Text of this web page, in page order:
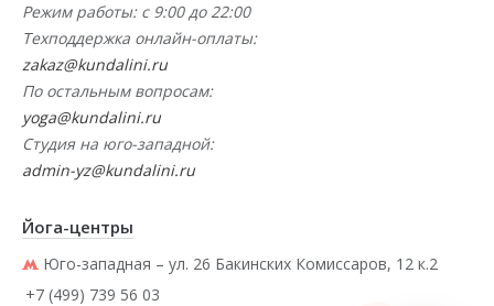
Режим работы: с 9:00 до 22:00
Техподдержка онлайн-оплаты:
zakaz@kundalini.ru
По остальным вопросам:
yoga@kundalini.ru
Студия на юго-западной:
admin-yz@kundalini.ru
Йога-центры
Юго-западная – ул. 26 Бакинских Комиссаров, 12 к.2
+7 (499) 739 56 03